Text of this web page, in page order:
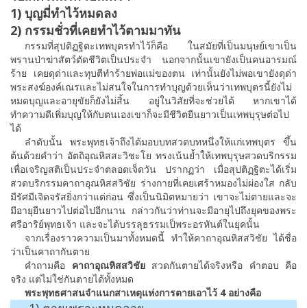
1) บุญมี่ทำไว้หมดลง
2) กรรมชั่วที่เคยทำไว้ตามมาทัน
กรรมที่สุปติฏฐิตะเทพบุตรทำไว้ก็คือ ในสมัยที่เป็นมนุษย์เขาเป็น
พรานป่าฆ่าสัตว์ตัดชีวิตเป็นประจำ นอกจากนั้นเขายังเป็นคนอารมณ์
ร้าย เคยดุด่าและทุบตีทำร้ายพ่อแม่ของตน เท่านั้นยังไม่พอเขายังดุด่า
พระสงฆ์องค์เณรและไม่สนใจในการทำบุญด้วยเห็นว่าเทพบุตรนี้ยังไม่
หมดบุญและอายุขัยก็ยังไม่สิ้น อยู่ในวิสัยที่จะช่วยได้ หากเขาได้
ทำความดีเพิ่มบุญให้กับตนเองเขาก็จะมีชีวิตยืนยาวเป็นเทพบุรุษต่อไป
ได้
ลำดับนั้น พระพุทธเจ้าถึงได้มอบบทสวดบทหนึ่งให้แก่เทพบุตร ขึ้น
ต้นด้วยคำว่า อัตถิอุณหิสสะวิชะโย ทรงเน้นย้ำให้เทพบุรุษสวดบริกรรม
เพื่อเจริญสติเป็นประจำตลอดเจ็ดวัน ปรากฏว่า เมื่อสุปติฏฐิตะได้เริ่ม
สวดบริกรรมคาถาอุณหิสสวิชัย ร่างกายที่เคยเศร้าหมองไม่ผ่องใส กลับ
มีรัศมีเจิดจรัสยิ่งกว่าแต่ก่อน ซึ่งเป็นนิมิตหมายว่า เขาจะไม่ตายและจะ
มีอายุยืนยาวไปต่อไปอีกนาน กล่าวกันว่าท่านจะมีอายุไปถึงยุคของพระ
ศรีอาริย์พุทธเจ้า และจะได้บรรลุธรรมเป็พระอรหันต์ในยุคนั้น
จากเรื่องราวความเป็นมาทั้งหมดนี้ ทำให้คาถาอุณหิสสวิชัย ได้ชื่อ
ว่าเป็นคาถากันตาย
คำถามคือ คาถาอุณหิสสวิชัย สวดกันตายได้จริงหรือ คำตอบ คือ
จริง แต่ไม่ใช่กันตายได้ทั้งหมด
พระพุทธศาสนจำแนกสาเหตุแห่งการตายเอาไว้ 4 อย่างคือ